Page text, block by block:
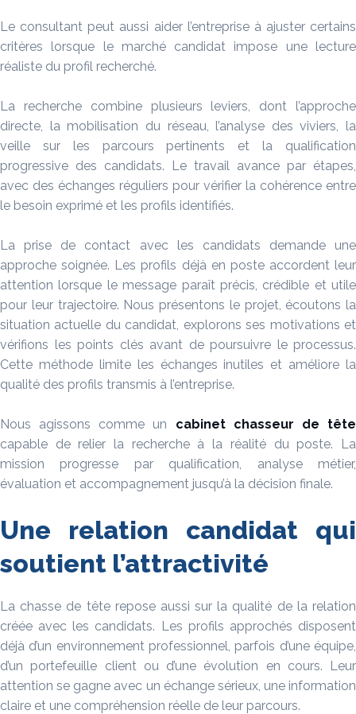
Le consultant peut aussi aider l’entreprise à ajuster certains
critères lorsque le marché candidat impose une lecture
réaliste du profil recherché.
La recherche combine plusieurs leviers, dont l’approche
directe, la mobilisation du réseau, l’analyse des viviers, la
veille sur les parcours pertinents et la qualification
progressive des candidats. Le travail avance par étapes,
avec des échanges réguliers pour vérifier la cohérence entre
le besoin exprimé et les profils identifiés.
La prise de contact avec les candidats demande une
approche soignée. Les profils déjà en poste accordent leur
attention lorsque le message paraît précis, crédible et utile
pour leur trajectoire. Nous présentons le projet, écoutons la
situation actuelle du candidat, explorons ses motivations et
vérifions les points clés avant de poursuivre le processus.
Cette méthode limite les échanges inutiles et améliore la
qualité des profils transmis à l’entreprise.
Nous agissons comme un cabinet chasseur de tête
capable de relier la recherche à la réalité du poste. La
mission progresse par qualification, analyse métier,
évaluation et accompagnement jusqu’à la décision finale.
Une relation candidat qui
soutient l’attractivité
La chasse de tête repose aussi sur la qualité de la relation
créée avec les candidats. Les profils approchés disposent
déjà d’un environnement professionnel, parfois d’une équipe,
d’un portefeuille client ou d’une évolution en cours. Leur
attention se gagne avec un échange sérieux, une information
claire et une compréhension réelle de leur parcours.